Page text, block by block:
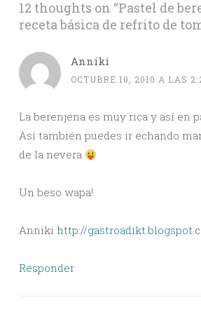
12 thoughts on “Pastel de
receta básica de refrito de
Anniki
OCTUBRE 10, 2010 A LAS
La berenjena es muy rica y así en
Así también puedes ir echando
de la nevera
Un beso wapa!
Anniki http://
Responder